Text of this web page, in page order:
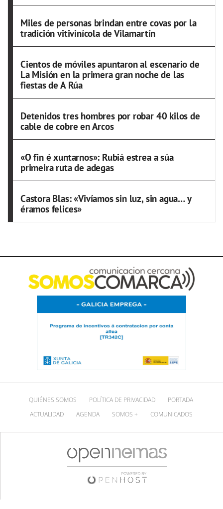
Miles de personas brindan entre covas por la
tradición vitivinícola de Vilamartín
Cientos de móviles apuntaron al escenario de
La Misión en la primera gran noche de las
fiestas de A Rúa
Detenidos tres hombres por robar 40 kilos de
cable de cobre en Arcos
«O fin é xuntarnos»: Rubiá estrea a súa
primeira ruta de adegas
Castora Blas: «Vivíamos sin luz, sin agua… y
éramos felices»
QUIÉNES SOMOS POLÍTICA DE PRIVACIDAD
PORTADA
ACTUALIDAD
AGENDA SOMOS + COMUNICADOS